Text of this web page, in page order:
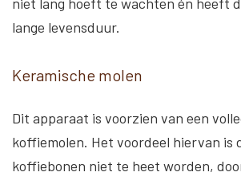
lange levensduur.
Keramische molen
Dit apparaat is voorzien van een
koffiemolen. Het voordeel hiervan is
koffiebonen niet te heet worden,